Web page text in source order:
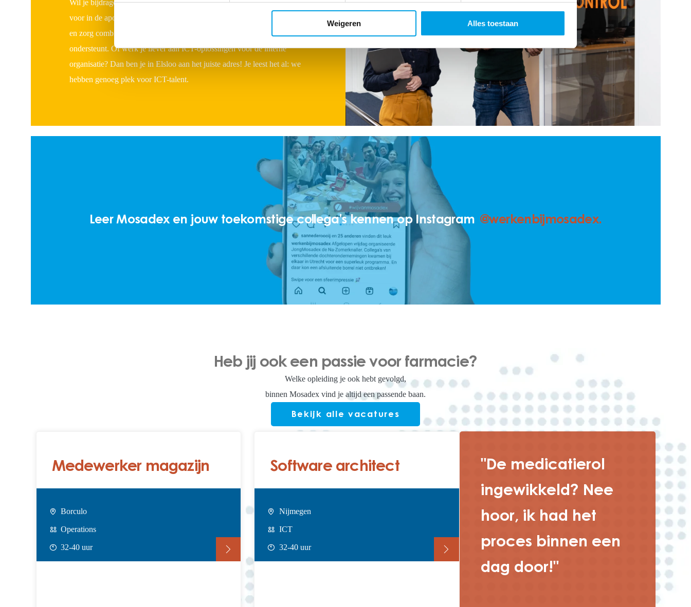
Weigeren Alles toestaan
Wil je bijdragen aan het ontwikkelen van innovatieve ICT-oplossingen
voor in de apotheek? Daar werken we aan vanuit hartje Nijmegen. ICT
en zorg combineren? Dat kan in Amersfoort, waar je apothekers direct
ondersteunt. Of werk je liever aan ICT-oplossingen voor de interne
organisatie? Dan ben je in Elsloo aan het juiste adres! Je leest het al: we
hebben genoeg plek voor ICT-talent.
Leer Mosadex en jouw toekomstige collega's kennen op Instagram @werkenbijmosadex.
Heb jij ook een passie voor farmacie?
Welke opleiding je ook hebt gevolgd,
binnen Mosadex vind je altijd een passende baan.
Bekijk alle vacatures
Medewerker magazijn
Borculo
Operations
32-40 uur
Software architect
Nijmegen
ICT
32-40 uur
"De medicatierol
ingewikkeld? Nee
hoor, ik had het
proces binnen een
dag door!"